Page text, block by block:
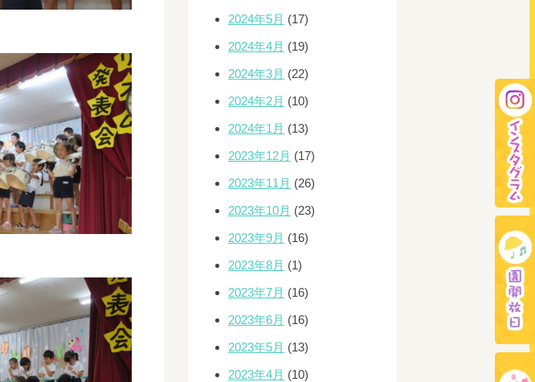
2024年5月 (17)
2024年4月 (19)
2024年3月 (22)
2024年2月 (10)
2024年1月 (13)
2023年12月 (17)
2023年11月 (26)
2023年10月 (23)
2023年9月 (16)
2023年8月 (1)
2023年7月 (16)
2023年6月 (16)
2023年5月 (13)
2023年4月 (10)